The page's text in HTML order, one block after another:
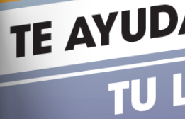
Pago a
plazos
C 315L 186cm Estático Inox
369€96
CLIM-A14 3.500 frigorías / 40